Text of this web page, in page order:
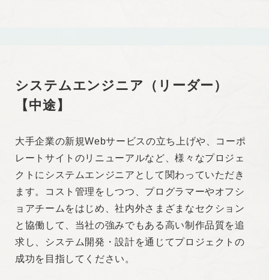
求める人物像
・新しい技術を学び続けられる
・変化を楽しみ、課題に柔軟に対応できる
・自責思考で考え、チームでの成果を目指せる
・部署や社内外問わず相手にリスペクトをもって感
謝できる
・ロジカル思考で「なぜ」を追求できる
システムエンジニア（リーダー）
【中途】
大手企業の新規Webサービスの立ち上げや、コーポ
レートサイトのリニューアルなど、様々なプロジェ
クトにシステムエンジニアとして関わっていただき
ます。コスト管理をしつつ、プログラマーやオフシ
ョアチームをはじめ、社内外さまざまなセクション
と協働して、当社の強みでもある高い制作品質を追
求し、システム開発・設計を通じてプロジェクトの
成功を目指してください。